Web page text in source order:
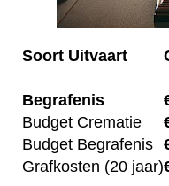
Soort Uitvaart
Begrafenis
Budget Crematie
Budget Begrafenis
Grafkosten (20 jaar)